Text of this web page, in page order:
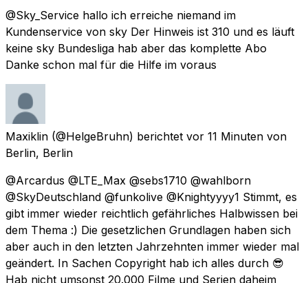
@Sky_Service hallo ich erreiche niemand im
Kundenservice von sky Der Hinweis ist 310 und es läuft
keine sky Bundesliga hab aber das komplette Abo
Danke schon mal für die Hilfe im voraus
Maxiklin (@HelgeBruhn) berichtet vor 11 Minuten von
Berlin, Berlin
@Arcardus @LTE_Max @sebs1710 @wahlborn
@SkyDeutschland @funkolive @Knightyyyy1 Stimmt, es
gibt immer wieder reichtlich gefährliches Halbwissen bei
dem Thema :) Die gesetzlichen Grundlagen haben sich
aber auch in den letzten Jahrzehnten immer wieder mal
geändert. In Sachen Copyright hab ich alles durch 😎
Hab nicht umsonst 20.000 Filme und Serien daheim